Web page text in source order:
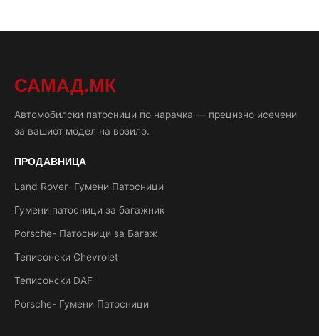
САМАД.МК
Автомобилски патосници по нарачка — прецизно исечени
за вашиот модел на возило.
ПРОДАВНИЦА
Land Rover- Гумени Патосници
Гумени патосници за багажник
Porsche- Патосници за Багаж
Теписонски Chevrolet
Теписонски DAF
Porsche- Гумени Патосници